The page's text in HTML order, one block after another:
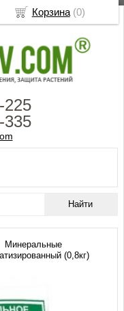
225
335
Минеральные
(0,8кг)
Корзина(0)